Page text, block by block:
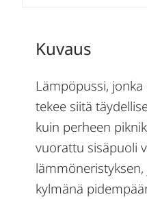
Kuvaus
Lämpöpussi,
tekee siitä
kuin perheen
vuorattu sisäpuoli
kylmänä